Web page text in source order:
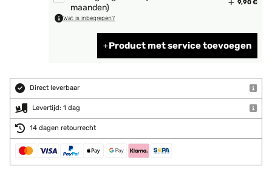
maanden)
9,90 €
Wat is inbegrepen?
Product met service toevoegen
Direct leverbaar
Levertijd: 1 dag
14 dagen retourrecht